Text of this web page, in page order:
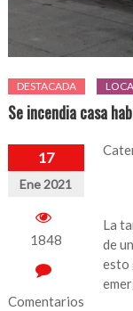
DESTACADA
Se incendia casa
17
Ene 2021
1848
Comentarios
La
de
esto